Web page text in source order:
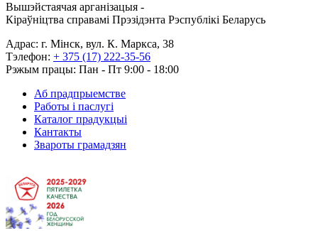
Вышэйстаячая арганізацыя -
Кіраўніцтва справамі Прэзідэнта Рэспублікі Беларусь
Адрас: г. Мінск, вул. К. Маркса, 38
Тэлефон: + 375 (17) 222-35-56
Рэжым працы: Пан - Пт 9:00 - 18:00
Аб прадпрыемстве
Работы і паслугі
Каталог прадукцыі
Кантакты
Звароты грамадзян